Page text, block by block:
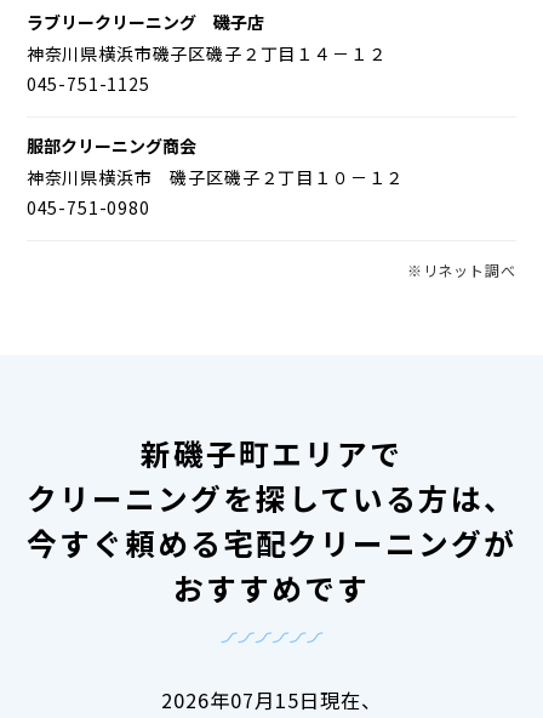
ラブリークリーニング 磯子店
神奈川県横浜市磯子区磯子２丁目１４－１２
045-751-1125
服部クリーニング商会
神奈川県横浜市 磯子区磯子２丁目１０－１２
045-751-0980
※リネット調べ
新磯子町エリアで
クリーニングを探している方は、
今すぐ頼める宅配クリーニングが
おすすめです
2026年07月15日現在、